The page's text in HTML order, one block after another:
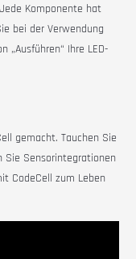
Komponente hat
bei der Verwendung
„Ausführen“ Ihre LED-
gemacht. Tauchen Sie
Sie Sensorintegrationen
CodeCell zum Leben